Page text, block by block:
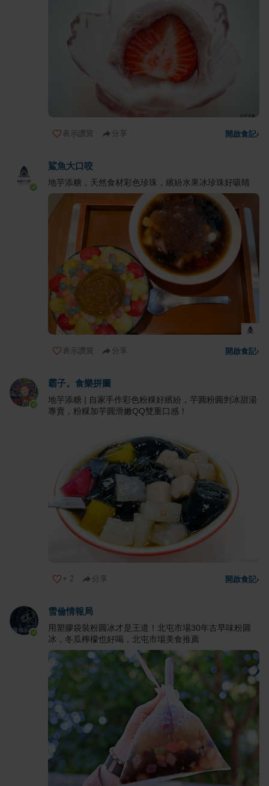
表示讚賞 分享 開啟食記›
鯊魚大口咬
地芋添糖，天然食材彩色珍珠，繽紛水果冰珍珠好吸睛
表示讚賞 分享 開啟食記›
霸子。食樂拼圖
地芋添糖 | 自家手作彩色粉粿好繽紛，芋圓粉圓剉冰甜湯
專賣，粉粿加芋圓滑嫩QQ雙重口感！
+ 2 分享 開啟食記›
雪倫情報局
用塑膠袋裝粉圓冰才是王道！北屯市場30年古早味粉圓
冰，冬瓜檸檬也好喝，北屯市場美食推薦